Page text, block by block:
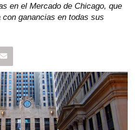
en el Mercado de Chicago, que
ganancias en todas sus